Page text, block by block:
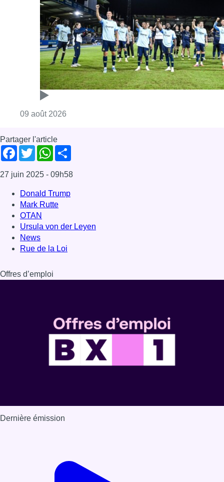
Partager l'article
Facebook
TwitterWhatsApp
Share
27 juin 2025- 09h58
Donald Trump
Mark Rutte
OTAN
Ursula von der Leyen
News
Rue de la Loi
Offres d’emploi